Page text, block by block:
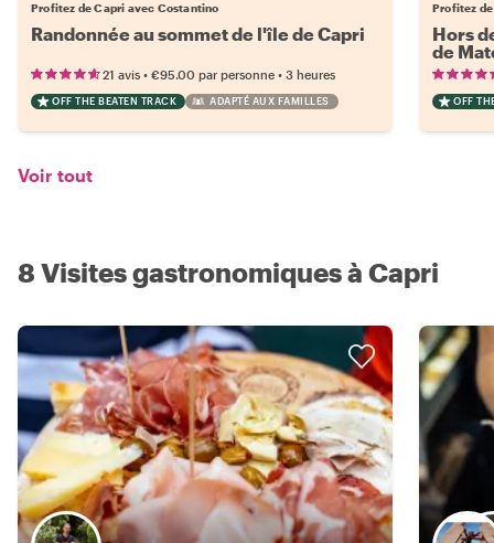
Profitez de Capri avec Costantino
Randonnée au sommet de l'île de Capri
21 avis • €95.00 par personne • 3 heures
OFF THE BEATEN TRACK ADAPTÉ AUX FAMILLES
Profitez
Hors
de
OFF
Voir tout
8 Visites gastronomiques à Capri